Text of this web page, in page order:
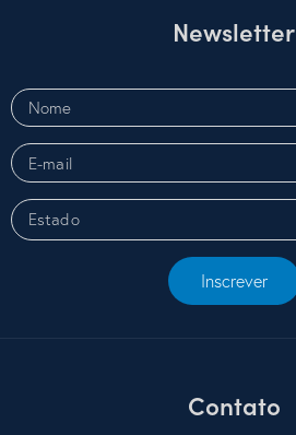
Newsletter
Inscrever
Contato